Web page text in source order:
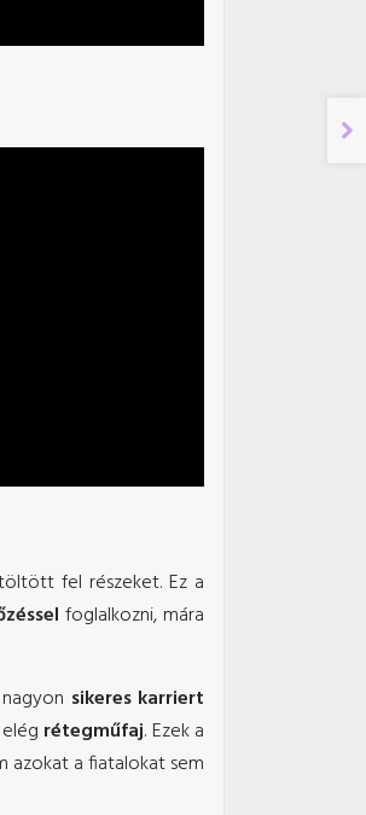
fel részeket. Ez a
foglalkozni, mára
sikeres karriert
rétegműfaj. Ezek a
azokat a fiatalokat sem